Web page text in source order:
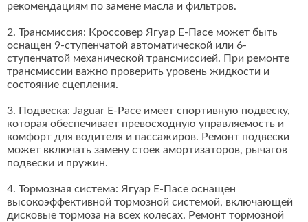
рекомендациям по замене масла и фильтров.
2. Трансмиссия: Кроссовер Ягуар Е-Пасе может быть
оснащен 9-ступенчатой автоматической или 6-
ступенчатой механической трансмиссией. При ремонте
трансмиссии важно проверить уровень жидкости и
состояние сцепления.
3. Подвеска: Jaguar E-Pace имеет спортивную подвеску,
которая обеспечивает превосходную управляемость и
комфорт для водителя и пассажиров. Ремонт подвески
может включать замену стоек амортизаторов, рычагов
подвески и пружин.
4. Тормозная система: Ягуар Е-Пасе оснащен
высокоэффективной тормозной системой, включающей
дисковые тормоза на всех колесах. Ремонт тормозной